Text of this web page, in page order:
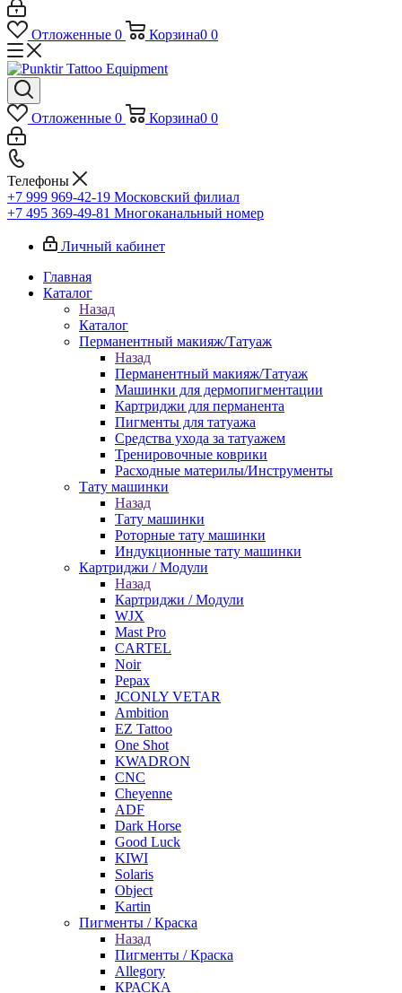
Отложенные 0 Корзина0 0
Отложенные 0 Корзина0 0
Телефоны
+7 999 969-42-19 Московский филиал
+7 495 369-49-81 Многоканальный номер
Личный кабинет
Главная
Каталог
Назад
Каталог
Перманентный макияж/Татуаж
Назад
Перманентный макияж/Татуаж
Машинки для дермопигментации
Картриджи для перманента
Пигменты для татуажа
Средства ухода за татуажем
Тренировочные коврики
Расходные материлы/Инструменты
Тату машинки
Назад
Тату машинки
Роторные тату машинки
Индукционные тату машинки
Картриджи / Модули
Назад
Картриджи / Модули
WJX
Mast Pro
CARTEL
Noir
Pepax
JCONLY VETAR
Ambition
EZ Tattoo
One Shot
KWADRON
CNC
Cheyenne
ADF
Dark Horse
Good Luck
KIWI
Solaris
Object
Kartin
Пигменты / Краска
Назад
Пигменты / Краска
Allegory
КРАСКА